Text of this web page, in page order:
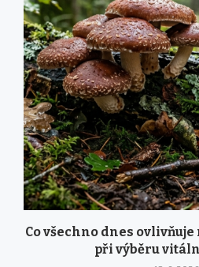
Co všechno dnes
při výběru